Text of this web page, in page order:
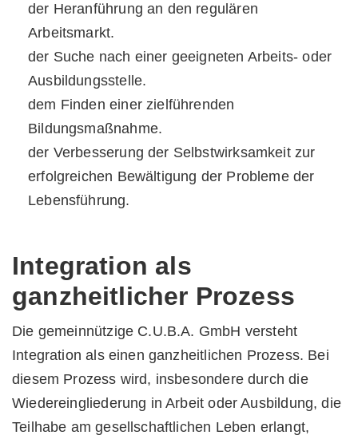
der Heranführung an den regulären
Arbeitsmarkt.
der Suche nach einer geeigneten Arbeits- oder
Ausbildungsstelle.
dem Finden einer zielführenden
Bildungsmaßnahme.
der Verbesserung der Selbstwirksamkeit zur
erfolgreichen Bewältigung der Probleme der
Lebensführung.
Integration als
ganzheitlicher Prozess
Die gemeinnützige C.U.B.A. GmbH versteht
Integration als einen ganzheitlichen Prozess. Bei
diesem Prozess wird, insbesondere durch die
Wiedereingliederung in Arbeit oder Ausbildung, die
Teilhabe am gesellschaftlichen Leben erlangt,